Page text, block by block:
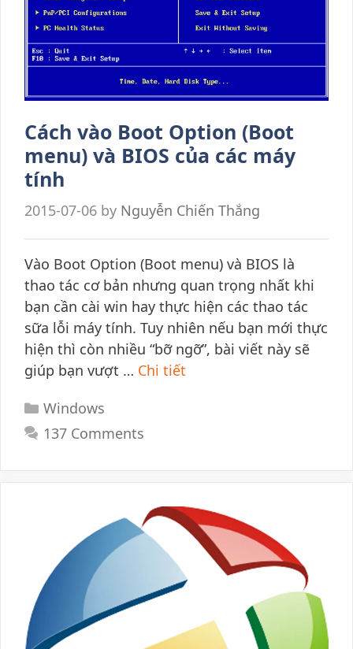
Cách vào Boot Option (Boot
menu) và BIOS của các máy
tính
2015-07-06 by Nguyễn Chiến Thắng
Vào Boot Option (Boot menu) và BIOS là
thao tác cơ bản nhưng quan trọng nhất khi
bạn cần cài win hay thực hiện các thao tác
sữa lỗi máy tính. Tuy nhiên nếu bạn mới thực
hiện thì còn nhiều “bỡ ngỡ”, bài viết này sẽ
giúp bạn vượt … Chi tiết
Categories
Windows
137 Comments